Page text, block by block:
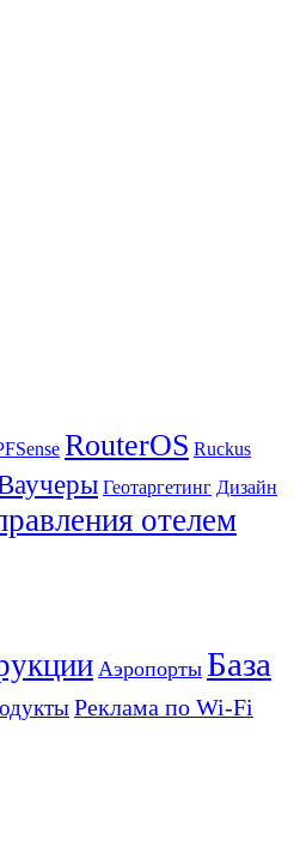
RouterOS Ruckus
Геотаргетинг Дизайн
отелем
Аэропорты База
Реклама по Wi-Fi